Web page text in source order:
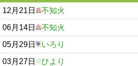
12月21日 不知火
06月14日 不知火
05月29日 いろり
03月27日 ひより